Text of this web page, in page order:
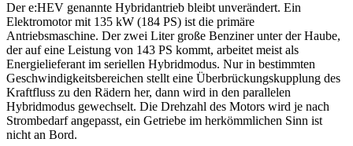
Der e:HEV genannte Hybridantrieb bleibt unverändert. Ein
Elektromotor mit 135 kW (184 PS) ist die primäre
Antriebsmaschine. Der zwei Liter große Benziner unter der Haube,
der auf eine Leistung von 143 PS kommt, arbeitet meist als
Energielieferant im seriellen Hybridmodus. Nur in bestimmten
Geschwindigkeitsbereichen stellt eine Überbrückungskupplung des
Kraftfluss zu den Rädern her, dann wird in den parallelen
Hybridmodus gewechselt. Die Drehzahl des Motors wird je nach
Strombedarf angepasst, ein Getriebe im herkömmlichen Sinn ist
nicht an Bord.